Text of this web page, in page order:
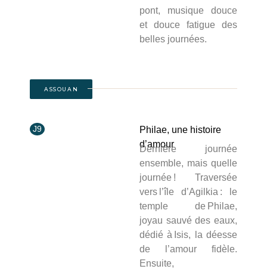
pont, musique douce
et douce fatigue des
belles journées.
ASSOUAN
J9
Philae, une histoire
d’amour
Dernière journée
ensemble, mais quelle
journée ! Traversée
vers l’île d’Agilkia : le
temple de Philae,
joyau sauvé des eaux,
dédié à Isis, la déesse
de l’amour fidèle.
Ensuite,